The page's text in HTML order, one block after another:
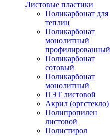
Листовые пластики
Поликарбонат для
теплиц
Поликарбонат
монолитный
профилированный
Поликарбонат
сотовый
Поликарбонат
монолитный
ПЭТ листовой
Акрил (оргстекло)
Полипропилен
листовой
Полистирол